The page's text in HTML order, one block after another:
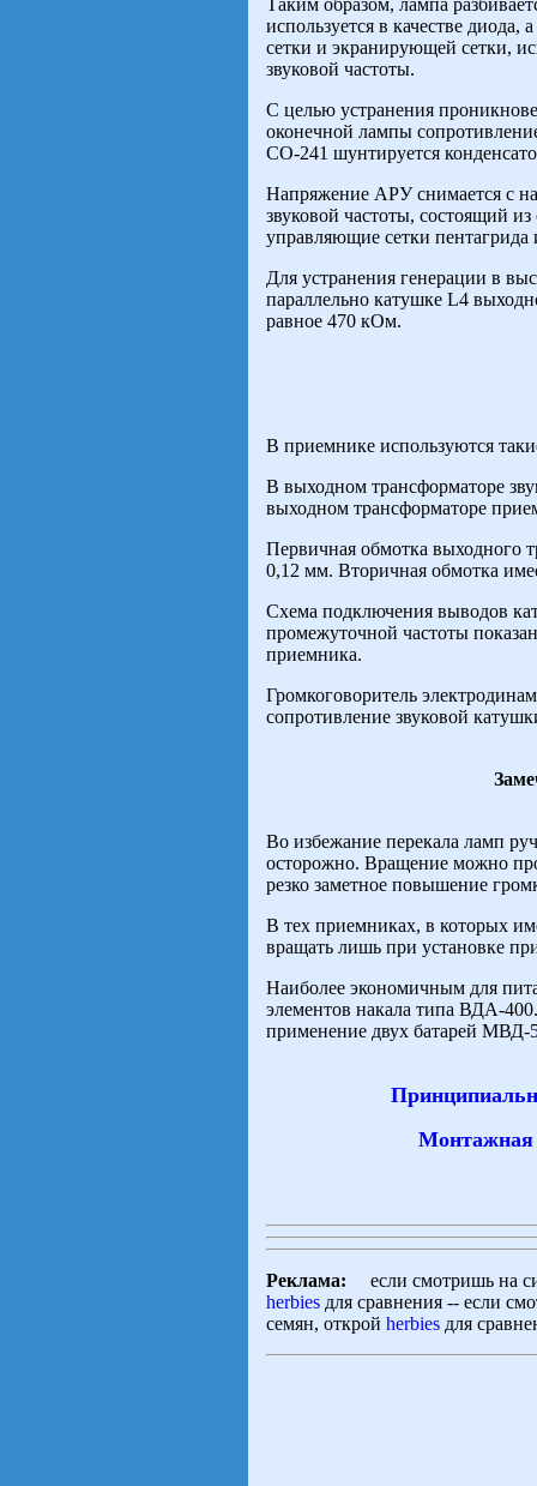
Таким образом, лампа
используется в качестве
сетки и экранирующей сетки,
звуковой частоты.
С целью устранения
оконечной лампы
СО-241 шунтируется
Напряжение АРУ снимается с
звуковой частоты, состоящий
управляющие сетки
Для устранения генерации в
параллельно катушке L4
равное 470 кОм.
В приемнике используются
В выходном трансформаторе
выходном трансформаторе
Первичная обмотка выходного
0,12 мм. Вторичная обмотка
Схема подключения выводов
промежуточной частоты
приемника.
Громкоговоритель
сопротивление звуковой
Во избежание перекала ламп
осторожно. Вращение можно
резко заметное повышение
В тех приемниках, в которых
вращать лишь при установке
Наиболее экономичным для
элементов накала типа ВДА-
применение двух батарей МВД-
Реклама: если смотришь на
herbies для сравнения -- если
семян, открой herbies для